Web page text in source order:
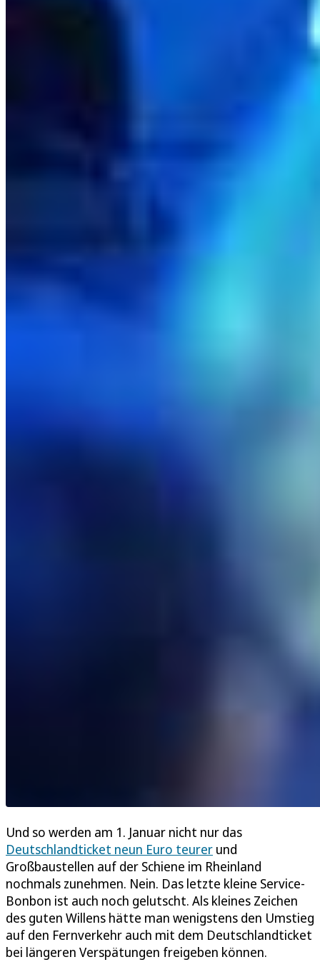
Und so werden am 1. Januar nicht nur das
Deutschlandticket neun Euro teurer und
Großbaustellen auf der Schiene im Rheinland
nochmals zunehmen. Nein. Das letzte kleine Service-
Bonbon ist auch noch gelutscht. Als kleines Zeichen
des guten Willens hätte man wenigstens den Umstieg
auf den Fernverkehr auch mit dem Deutschlandticket
bei längeren Verspätungen freigeben können.